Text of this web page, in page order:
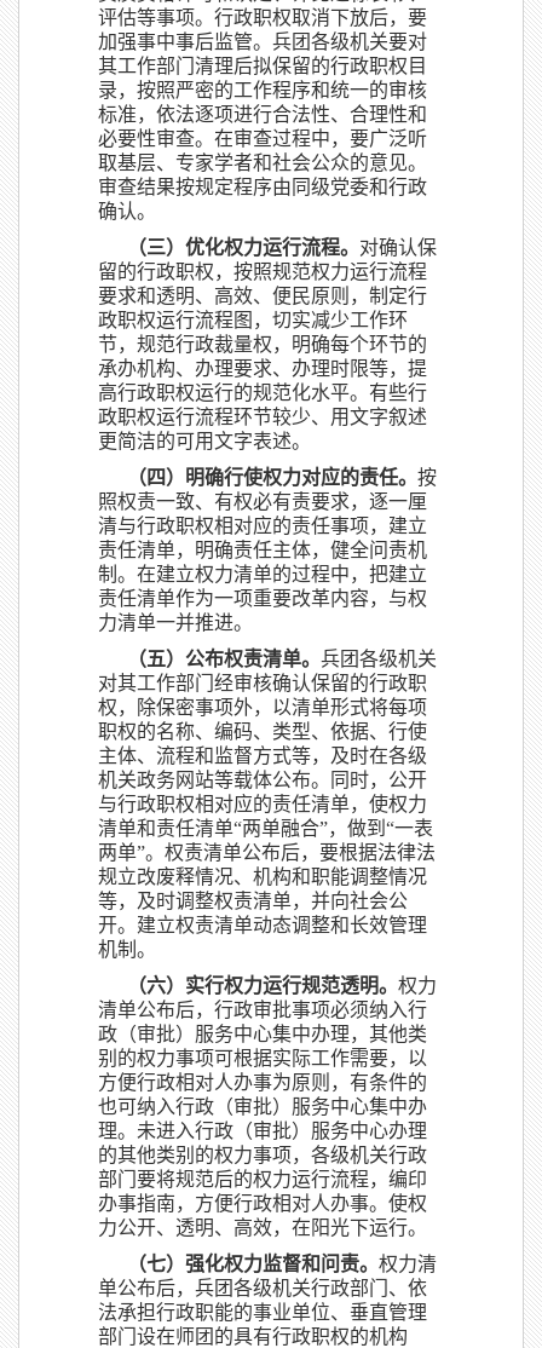
评估等事项。行政职权取消下放后，要
加强事中事后监管。兵团各级机关要对
其工作部门清理后拟保留的行政职权目
录，按照严密的工作程序和统一的审核
标准，依法逐项进行合法性、合理性和
必要性审查。在审查过程中，要广泛听
取基层、专家学者和社会公众的意见。
审查结果按规定程序由同级党委和行政
确认。
（三）优化权力运行流程。 对确认保
留的行政职权，按照规范权力运行流程
要求和透明、高效、便民原则，制定行
政职权运行流程图，切实减少工作环
节，规范行政裁量权，明确每个环节的
承办机构、办理要求、办理时限等，提
高行政职权运行的规范化水平。有些行
政职权运行流程环节较少、用文字叙述
更简洁的可用文字表述。
（四）明确行使权力对应的责任。 按
照权责一致、有权必有责要求，逐一厘
清与行政职权相对应的责任事项，建立
责任清单，明确责任主体，健全问责机
制。在建立权力清单的过程中，把建立
责任清单作为一项重要改革内容，与权
力清单一并推进。
（五）公布权责清单。 兵团各级机关
对其工作部门经审核确认保留的行政职
权，除保密事项外，以清单形式将每项
职权的名称、编码、类型、依据、行使
主体、流程和监督方式等，及时在各级
机关政务网站等载体公布。同时，公开
与行政职权相对应的责任清单，使权力
清单和责任清单“两单融合”，做到“一表
两单”。权责清单公布后，要根据法律法
规立改废释情况、机构和职能调整情况
等，及时调整权责清单，并向社会公
开。建立权责清单动态调整和长效管理
机制。
（六）实行权力运行规范透明。 权力
清单公布后，行政审批事项必须纳入行
政（审批）服务中心集中办理，其他类
别的权力事项可根据实际工作需要，以
方便行政相对人办事为原则，有条件的
也可纳入行政（审批）服务中心集中办
理。未进入行政（审批）服务中心办理
的其他类别的权力事项，各级机关行政
部门要将规范后的权力运行流程，编印
办事指南，方便行政相对人办事。使权
力公开、透明、高效，在阳光下运行。
（七）强化权力监督和问责。 权力清
单公布后，兵团各级机关行政部门、依
法承担行政职能的事业单位、垂直管理
部门设在师团的具有行政职权的机构